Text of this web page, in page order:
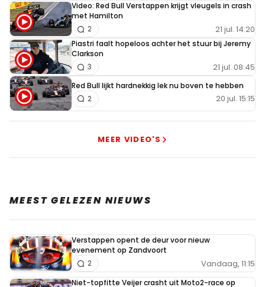
Video: Red Bull Verstappen krijgt vleugels in crash
met Hamilton
21 jul. 14:20
2
Piastri faalt hopeloos achter het stuur bij Jeremy
Clarkson
21 jul. 08:45
3
Red Bull lijkt hardnekkig lek nu boven te hebben
20 jul. 15:15
2
MEER VIDEO'S
MEEST GELEZEN NIEUWS
Verstappen opent de deur voor nieuw
evenement op Zandvoort
Vandaag, 11:15
2
Niet-topfitte Veijer crasht uit Moto2-race op